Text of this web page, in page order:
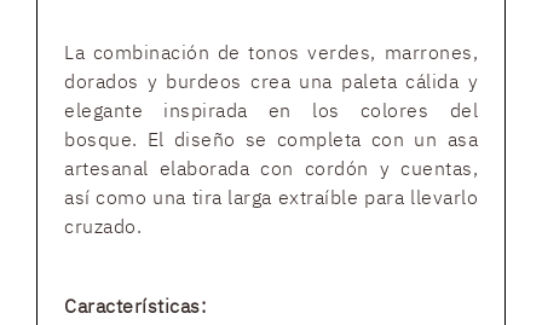
La combinación de tonos verdes, marrones,
dorados y burdeos crea una paleta cálida y
elegante inspirada en los colores del
bosque. El diseño se completa con un asa
artesanal elaborada con cordón y cuentas,
así como una tira larga extraíble para llevarlo
cruzado.
Características: